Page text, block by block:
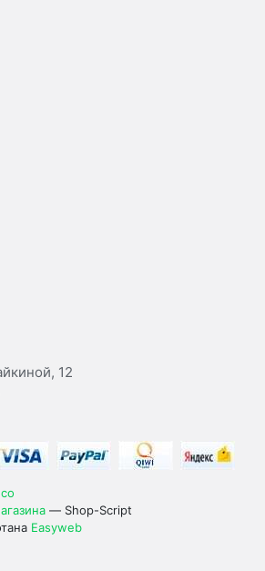
12
— Shop-Script
Easyweb